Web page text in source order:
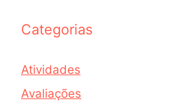
Categorias
Atividades
Avaliações